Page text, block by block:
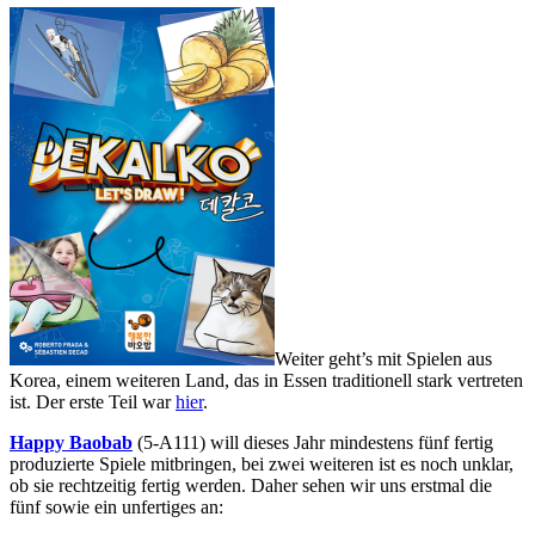
Weiter geht’s mit Spielen aus
Korea, einem weiteren Land, das in Essen traditionell stark vertreten
ist. Der erste Teil warhier.
Happy Baobab (5-A111) will dieses Jahr mindestens fünf fertig
produzierte Spiele mitbringen, bei zwei weiteren ist es noch unklar,
ob sie rechtzeitig fertig werden. Daher sehen wir uns erstmal die
fünf sowie ein unfertiges an: